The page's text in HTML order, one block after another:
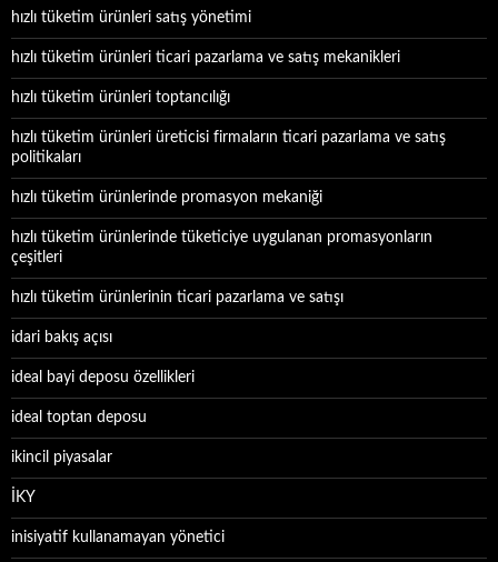
hızlı tüketim ürünleri satış yönetimi
hızlı tüketim ürünleri ticari pazarlama ve satış mekanikleri
hızlı tüketim ürünleri toptancılığı
hızlı tüketim ürünleri üreticisi firmaların ticari pazarlama ve satış
politikaları
hızlı tüketim ürünlerinde promasyon mekaniği
hızlı tüketim ürünlerinde tüketiciye uygulanan promasyonların
çeşitleri
hızlı tüketim ürünlerinin ticari pazarlama ve satışı
idari bakış açısı
ideal bayi deposu özellikleri
ideal toptan deposu
ikincil piyasalar
İKY
inisiyatif kullanamayan yönetici